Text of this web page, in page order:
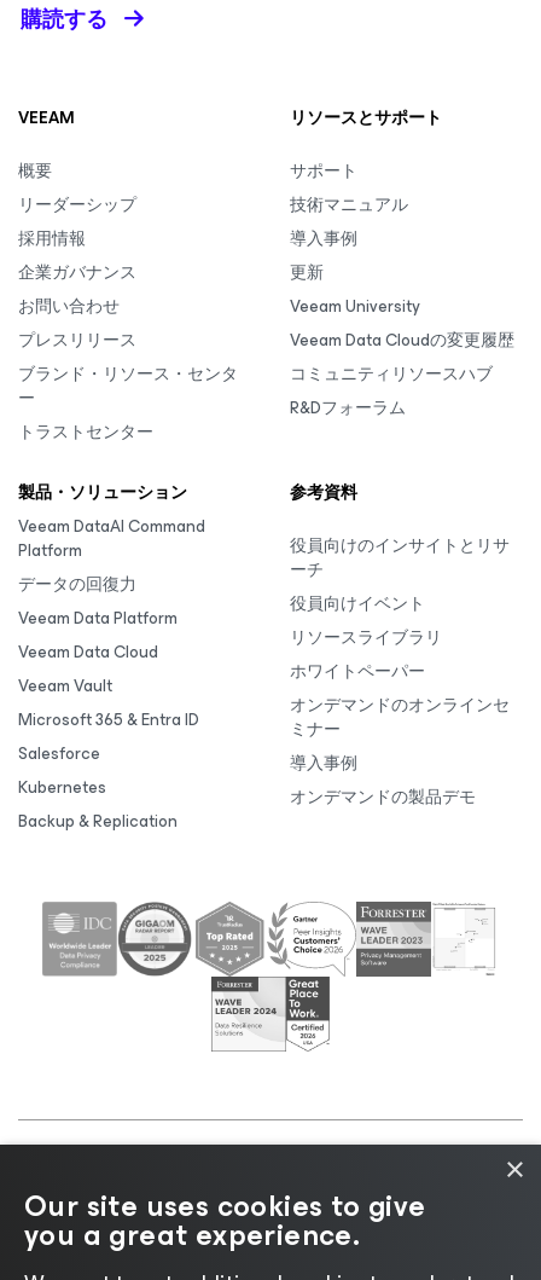
購読する
VEEAM
概要
リーダーシップ
採用情報
企業ガバナンス
お問い合わせ
プレスリリース
ブランド・リソース・センタ
ー
トラストセンター
リソースとサポート
サポート
技術マニュアル
導入事例
更新
Veeam University
Veeam Data Cloudの変更履歴
コミュニティリソースハブ
R&Dフォーラム
製品・ソリューション
Veeam DataAI Command
Platform
データの回復力
Veeam Data Platform
Veeam Data Cloud
Veeam Vault
Microsoft 365 & Entra ID
Salesforce
Kubernetes
Backup & Replication
参考資料
役員向けのインサイトとリサ
ーチ
役員向けイベント
リソースライブラリ
ホワイトペーパー
オンデマンドのオンラインセ
ミナー
導入事例
オンデマンドの製品デモ
プライバシーに関する通
知|Cookieに関する通知|リーガル| ライセンスポリ
シー| サプライヤーリソース
×
Our site uses cookies to give
you a great experience.